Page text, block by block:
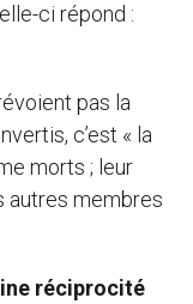
ci répond :
pas la
c’est « la
morts ; leur
autres membres
réciprocité